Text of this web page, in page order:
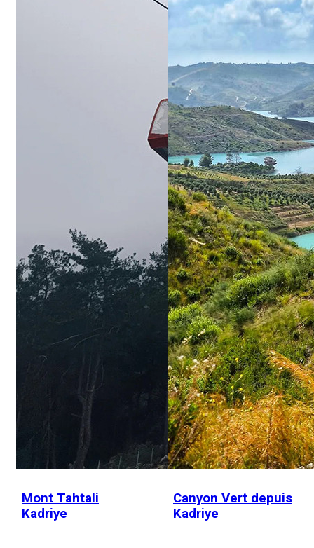
Mont Tahtali
Kadriye
Canyon Vert depuis
Kadriye